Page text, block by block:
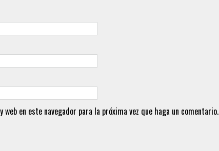
en este navegador para la próxima vez que haga un comentario.